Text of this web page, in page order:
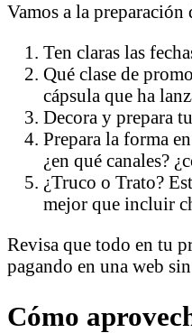
Vamos a la preparación
Ten claras las
Qué clase de
cápsula que ha
Decora y prepara
Prepara la forma
¿en qué canales?
¿Truco o Trato?
mejor que incluir
Revisa que todo en tu
pagando en una web
Cómo